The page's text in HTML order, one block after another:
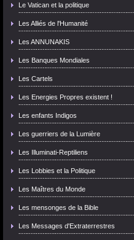
Le Vatican et la politique
Les Alliés de l'Humanité
Les ANNUNAKIS
Les Banques Mondiales
Les Cartels
Les Energies Propres existent !
Les enfants Indigos
Les guerriers de la Lumière
Les Illuminati-Reptiliens
Les Lobbies et la Politique
Les Maîtres du Monde
Les mensonges de la Bible
Les Messages d'Extraterrestres